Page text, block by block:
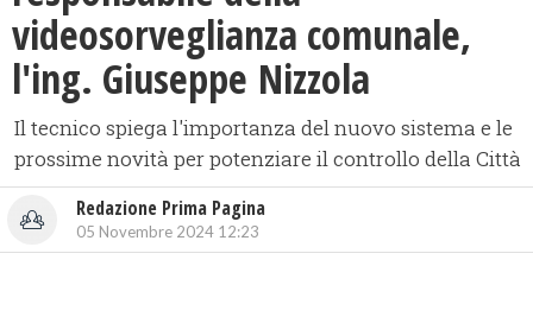
videosorveglianza comunale,
l'ing. Giuseppe Nizzola
Il tecnico spiega l'importanza del nuovo sistema e le
prossime novità per potenziare il controllo della Città
Redazione Prima Pagina
05 Novembre 2024 12:23